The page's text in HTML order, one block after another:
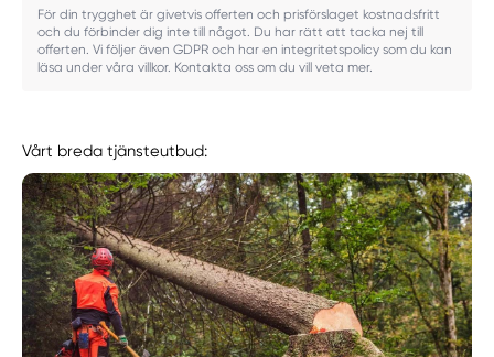
För din trygghet är givetvis offerten och prisförslaget kostnadsfritt
och du förbinder dig inte till något. Du har rätt att tacka nej till
offerten. Vi följer även GDPR och har en integritetspolicy som du kan
läsa under våra villkor. Kontakta oss om du vill veta mer.
Vårt breda tjänsteutbud: